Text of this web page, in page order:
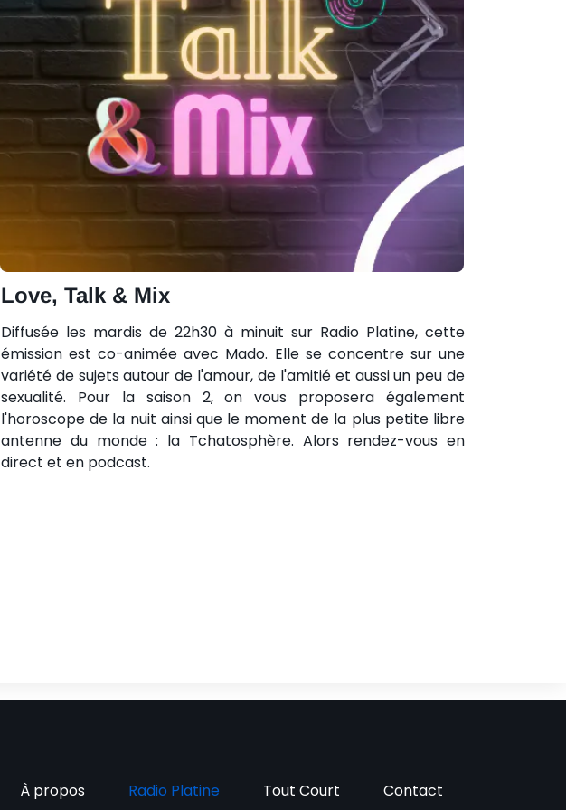
Love, Talk & Mix
Diffusée les mardis de 22h30 à minuit sur Radio Platine, cette
émission est co-animée avec Mado. Elle se concentre sur une
variété de sujets autour de l'amour, de l'amitié et aussi un peu de
sexualité. Pour la saison 2, on vous proposera également
l'horoscope de la nuit ainsi que le moment de la plus petite libre
antenne du monde : la Tchatosphère. Alors rendez-vous en
direct et en podcast.
À propos Radio Platine Tout Court Contact